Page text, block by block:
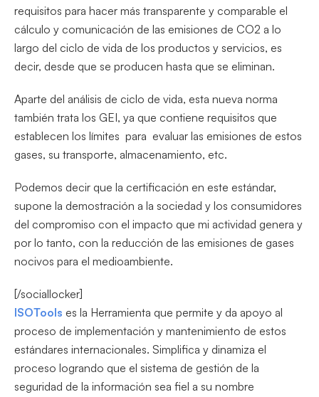
requisitos para hacer más transparente y comparable el
cálculo y comunicación de las emisiones de CO2 a lo
largo del ciclo de vida de los productos y servicios, es
decir, desde que se producen hasta que se eliminan.
Aparte del análisis de ciclo de vida, esta nueva norma
también trata los GEI, ya que contiene requisitos que
establecen los límites para evaluar las emisiones de estos
gases, su transporte, almacenamiento, etc.
Podemos decir que la certificación en este estándar,
supone la demostración a la sociedad y los consumidores
del compromiso con el impacto que mi actividad genera y
por lo tanto, con la reducción de las emisiones de gases
nocivos para el medioambiente.
[/sociallocker]
ISOTools es la Herramienta que permite y da apoyo al
proceso de implementación y mantenimiento de estos
estándares internacionales. Simplifica y dinamiza el
proceso logrando que el sistema de gestión de la
seguridad de la información sea fiel a su nombre